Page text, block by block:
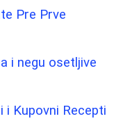
Pre Prve
i negu osetljive
i Kupovni Recepti